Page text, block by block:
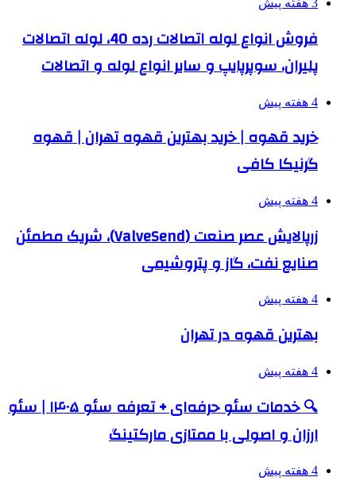
3 هفته پیش
فروش انواع لوله اتصالات رده 40، لوله اتصالات
پلیران، سوپرپایپ و سایر انواع لوله و اتصالات
4 هفته پیش
خرید قهوه | خرید بهترین قهوه تهران | قهوه
گرنیکا کافی
4 هفته پیش
زرپالایش عصر صنعت (ValveSend)، شریک مطمئن
صنایع نفت، گاز و پتروشیمی
4 هفته پیش
بهترین قهوه در تهران
4 هفته پیش
🔍 خدمات سئو حرفه‌ای + تعرفه سئو ۱۴۰۵ | سئو
ارزان و اصولی با ممتازی مارکتینگ
4 هفته پیش